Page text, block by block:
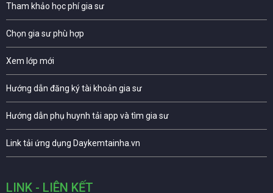
Tham khảo học phí gia sư
Chọn gia sư phù hợp
Xem lớp mới
Hướng dẫn đăng ký tài khoản gia sư
Hướng dẫn phụ huynh tải app và tìm gia sư
Link tải ứng dụng Daykemtainha.vn
LINK - LIÊN KẾT